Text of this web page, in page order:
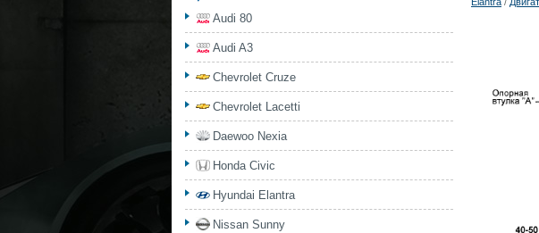
Audi 80
Audi A3
Chevrolet Cruze
Chevrolet Lacetti
Daewoo Nexia
Honda Civic
Hyundai Elantra
Nissan Sunny